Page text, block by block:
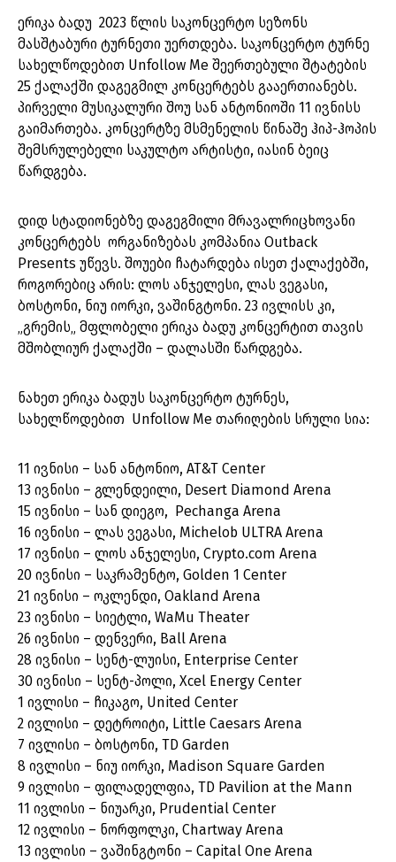
ერიკა ბადუ 2023 წლის საკონცერტო სეზონს
მასშტაბური ტურნეთი უერთდება. საკონცერტო ტურნე
სახელწოდებით Unfollow Me შეერთებული შტატების
25 ქალაქში დაგეგმილ კონცერტებს გააერთიანებს.
პირველი მუსიკალური შოუ სან ანტონიოში 11 ივნისს
გაიმართება. კონცერტზე მსმენელის წინაშე ჰიპ-ჰოპის
შემსრულებელი საკულტო არტისტი, იასინ ბეიც
წარდგება.
დიდ სტადიონებზე დაგეგმილი მრავალრიცხოვანი
კონცერტებს ორგანიზებას კომპანია Outback
Presents უწევს. შოუები ჩატარდება ისეთ ქალაქებში,
როგორებიც არის: ლოს ანჯელესი, ლას ვეგასი,
ბოსტონი, ნიუ იორკი, ვაშინგტონი. 23 ივლისს კი,
„გრემის„ მფლობელი ერიკა ბადუ კონცერტით თავის
მშობლიურ ქალაქში – დალასში წარდგება.
ნახეთ ერიკა ბადუს საკონცერტო ტურნეს,
სახელწოდებით Unfollow Me თარიღების სრული სია:
11 ივნისი – სან ანტონიო, AT&T Center
13 ივნისი – გლენდეილი, Desert Diamond Arena
15 ივნისი – სან დიეგო, Pechanga Arena
16 ივნისი – ლას ვეგასი, Michelob ULTRA Arena
17 ივნისი – ლოს ანჯელესი, Crypto.com Arena
20 ივნისი – საკრამენტო, Golden 1 Center
21 ივნისი – ოკლენდი, Oakland Arena
23 ივნისი – სიეტლი, WaMu Theater
26 ივნისი – დენვერი, Ball Arena
28 ივნისი – სენტ-ლუისი, Enterprise Center
30 ივნისი – სენტ-პოლი, Xcel Energy Center
1 ივლისი – ჩიკაგო, United Center
2 ივლისი – დეტროიტი, Little Caesars Arena
7 ივლისი – ბოსტონი, TD Garden
8 ივლისი – ნიუ იორკი, Madison Square Garden
9 ივლისი – ფილადელფია, TD Pavilion at the Mann
11 ივლისი – ნიუარკი, Prudential Center
12 ივლისი – ნორფოლკი, Chartway Arena
13 ივლისი – ვაშინგტონი – Capital One Arena